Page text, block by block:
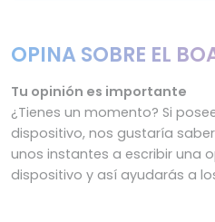
OPINA SOBRE EL
Tu opinión es importante
¿Tienes un momento? Si
dispositivo, nos gustaría
unos instantes a escribir una
dispositivo y así ayudarás a